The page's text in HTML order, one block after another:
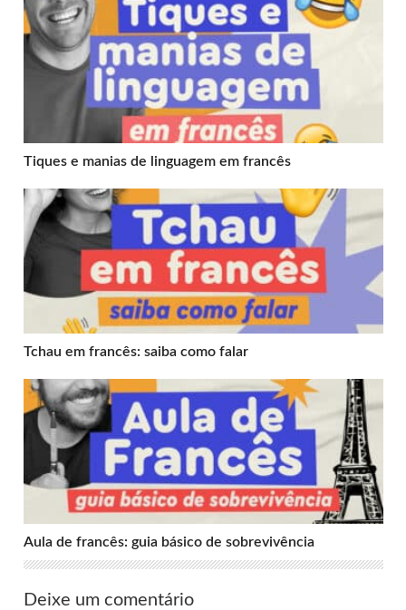
Tiques e manias de linguagem em francês
Tiques e manias de linguagem em francês
Tchau em francês: saiba como falar
Tchau em francês: saiba como falar
Aula de francês: guia básico de sobrevivência
Aula de francês: guia básico de sobrevivência
Deixe um comentário